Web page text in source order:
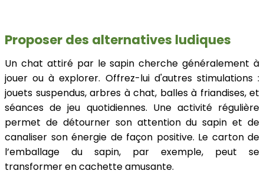
Proposer des alternatives ludiques
Un chat attiré par le sapin cherche généralement à
jouer ou à explorer. Offrez-lui d'autres stimulations :
jouets suspendus, arbres à chat, balles à friandises, et
séances de jeu quotidiennes. Une activité régulière
permet de détourner son attention du sapin et de
canaliser son énergie de façon positive. Le carton de
l’emballage du sapin, par exemple, peut se
transformer en cachette amusante.